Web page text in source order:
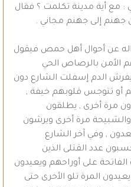
: مع أية مدينة تكلمت ؟ فقال
إلى جهنم مجاني .
عن أحوال أهل حمص فيقول
الأمن بالرصاص الحي
الدم إسفلت الشارع دون
أو تتوجس قلوبهم خيفة ,
مرة أخرى , يطلقون
مرة أخرى ويرشون
, وفي آخر الشارع
عدد القتلى الذين
على أوراحهم ويعيدون
المرة تلو الأخرى حتى